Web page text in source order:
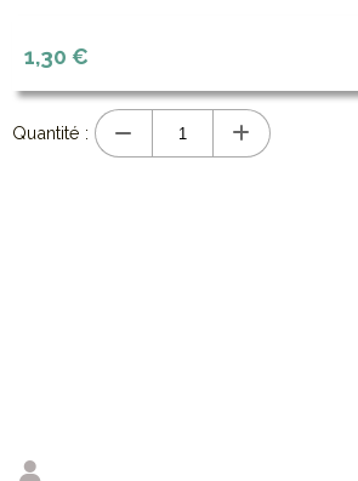
1,30 €
Quantité :